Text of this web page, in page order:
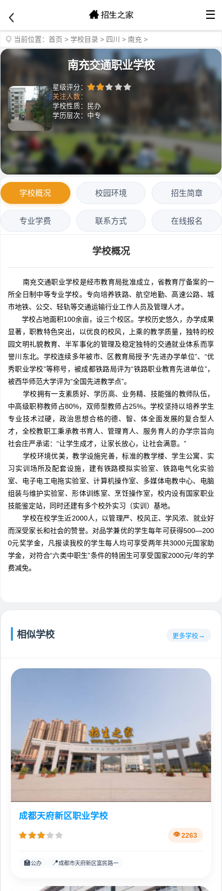
☰
当前位置： 首页 > 学校目录 > 四川 > 南充 >
南充交通职业学校
星级评分：
关注人数：
学校性质：民办
学历层次：中专
学校概况 校园环境 招生简章
专业学费 联系方式 在线报名
学校概况
南充交通职业学校是经市教育局批准成立，省教育厅备案的一
所全日制中等专业学校。专向培养铁路、航空地勤、高速公路、城
市地铁、公交、轻轨等交通运输行业工作人员及管理人才。
学校占地面积100余亩，设三个校区。学校历史悠久，办学成果
显著，职教特色突出，以优良的校风，上乘的教学质量，独特的校
园文明礼貌教育、半军事化的管理及稳定独特的交通就业体系而享
誉川东北。学校连续多年被市、区教育局授予“先进办学单位”、“优
秀职业学校”等称号，被成都铁路局评为“铁路职业教育先进单位”，
被西华师范大学评为“全国先进教学点”。
学校拥有一支素质好、学历高、业务精、技能强的教师队伍，
中高级职称教师占80%，双师型教师占25%。学校坚持以培养学生
专业技术过硬，政治思想合格的德、智、体全面发展的复合型人
才，全校教职工秉承教书育人、管理育人、服务育人的办学宗旨向
社会庄严承诺：“让学生成才，让家长放心，让社会满意。”
学校环境优美，教学设施完善，标准的教学楼、学生公寓、实
习实训场所及配套设施，建有铁路模拟实验室、铁路电气化实验
室、电子电工电拖实验室、计算机操作室、多媒体电教中心、电脑
组装与维护实验室、形体训练室、烹饪操作室，校内设有国家职业
技能鉴定站，同时还建有多个校外实习（实训）基地。
学校在校学生近2000人，以管理严、校风正、学风浓、就业好
而深受家长和社会的赞誉。对品学兼优的学生每年可获得500—200
0元奖学金，凡报读我校的学生每人均可享受两年共3000元国家助
学金，对符合“六类中职生”条件的特困生可享受国家2000元/年的学
费减免。
相似学校 更多学校
成都天府新区职业学校
2263
🏫公办 📍成都市天府新区富民路一